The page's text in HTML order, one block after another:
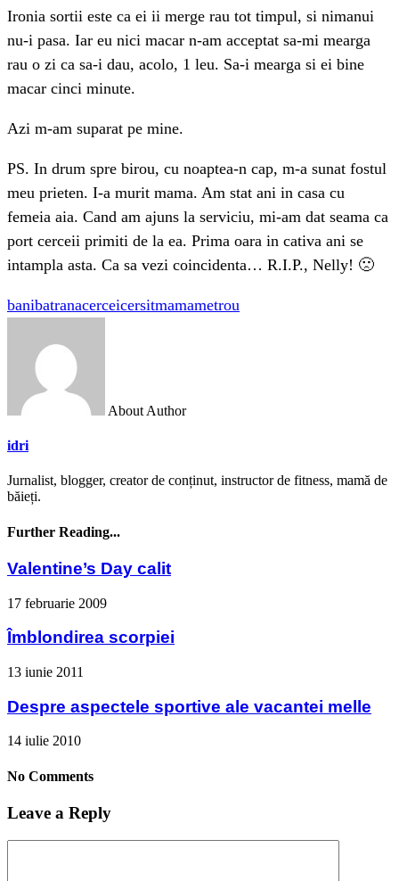
Ironia sortii este ca ei ii merge rau tot timpul, si nimanui
nu-i pasa. Iar eu nici macar n-am acceptat sa-mi mearga
rau o zi ca sa-i dau, acolo, 1 leu. Sa-i mearga si ei bine
macar cinci minute.
Azi m-am suparat pe mine.
PS. In drum spre birou, cu noaptea-n cap, m-a sunat fostul
meu prieten. I-a murit mama. Am stat ani in casa cu
femeia aia. Cand am ajuns la serviciu, mi-am dat seama ca
port cerceii primiti de la ea. Prima oara in cativa ani se
intampla asta. Ca sa vezi coincidenta… R.I.P., Nelly! 🙁
banibatranacerceicersitmamametrou
About Author
idri
Jurnalist, blogger, creator de conținut, instructor de fitness, mamă de
băieți.
Further Reading...
Valentine’s Day calit
17 februarie 2009
Îmblondirea scorpiei
13 iunie 2011
Despre aspectele sportive ale vacantei melle
14 iulie 2010
No Comments
Leave a Reply